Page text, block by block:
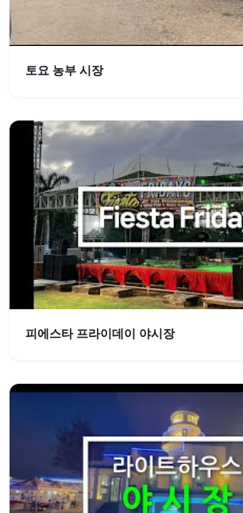
토요 농부 시장
피에스타 프라이데이 야시장